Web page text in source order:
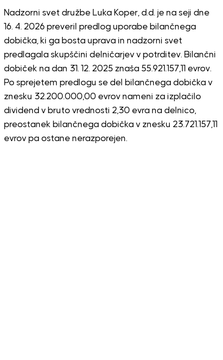
Nadzorni svet družbe Luka Koper, d.d. je na seji dne
16. 4. 2026 preveril predlog uporabe bilančnega
dobička, ki ga bosta uprava in nadzorni svet
predlagala skupščini delničarjev v potrditev. Bilančni
dobiček na dan 31. 12. 2025 znaša 55.921.157,11 evrov.
Po sprejetem predlogu se del bilančnega dobička v
znesku 32.200.000,00 evrov nameni za izplačilo
dividend v bruto vrednosti 2,30 evra na delnico,
preostanek bilančnega dobička v znesku 23.721.157,11
evrov pa ostane nerazporejen.